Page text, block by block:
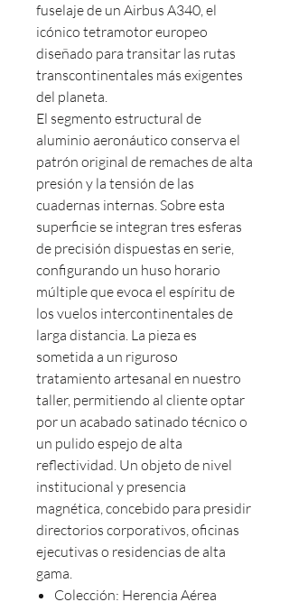
fuselaje de un Airbus A340, el
icónico tetramotor europeo
diseñado para transitar las rutas
transcontinentales más exigentes
del planeta.
El segmento estructural de
aluminio aeronáutico conserva el
patrón original de remaches de alta
presión y la tensión de las
cuadernas internas. Sobre esta
superficie se integran tres esferas
de precisión dispuestas en serie,
configurando un huso horario
múltiple que evoca el espíritu de
los vuelos intercontinentales de
larga distancia. La pieza es
sometida a un riguroso
tratamiento artesanal en nuestro
taller, permitiendo al cliente optar
por un acabado satinado técnico o
un pulido espejo de alta
reflectividad. Un objeto de nivel
institucional y presencia
magnética, concebido para presidir
directorios corporativos, oficinas
ejecutivas o residencias de alta
gama.
Colección: Herencia Aérea